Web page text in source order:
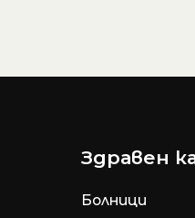
Здравен
Болници